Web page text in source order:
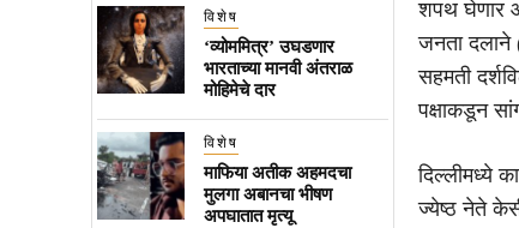
विशेष
‘व्योममित्र’ उघडणार
भारताच्या मानवी अंतराळ
मोहिमेचे दार
विशेष
माफिया अतीक अहमदचा
मुलगा अबानचा भीषण
अपघातात मृत्यू
शपथ घेणार
जनता दलाने
सहमती
पक्षाकडून
दिल्लीमध्ये
ज्येष्ठ नेते